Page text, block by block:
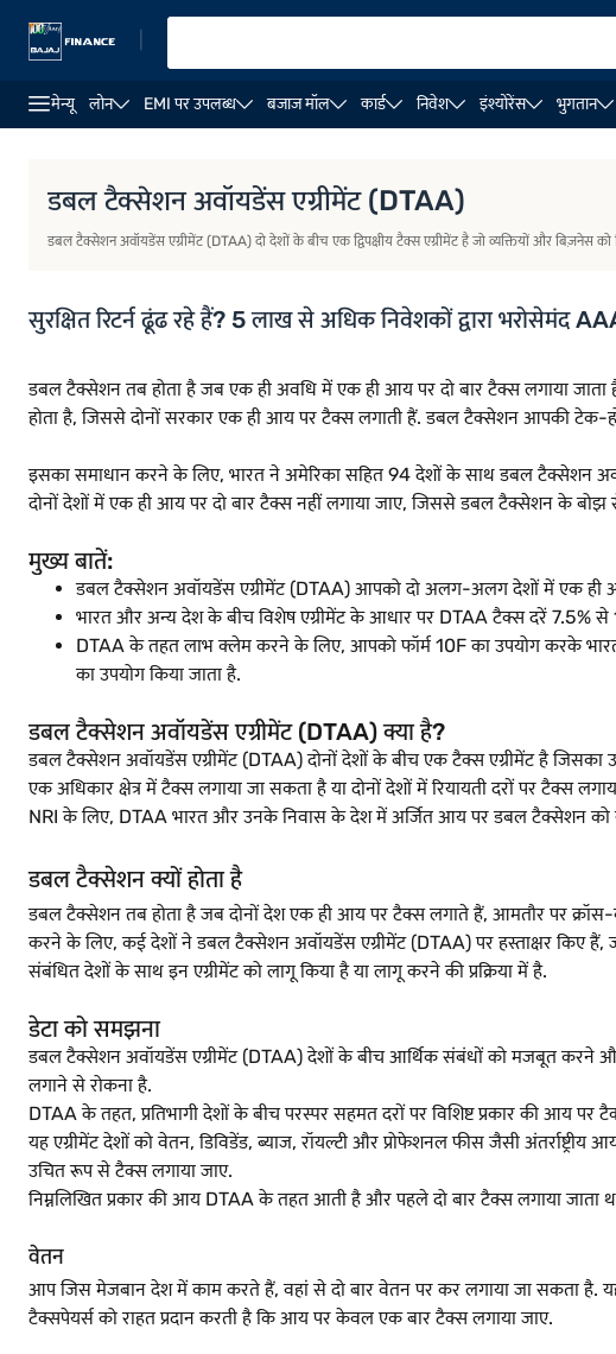
मेन्यू लोन EMI पर उपलब्ध बजाज मॉल कार्ड निवेश इंश्योरेंस भुगतान
डबल टैक्सेशन अवॉयडेंस एग्रीमेंट (DTAA)
डबल टैक्सेशन अवॉयडेंस एग्रीमेंट (DTAA) दो देशों के बीच एक द्विपक्षीय टैक्स एग्रीमेंट है जो व्यक्तियों और
सुरक्षित रिटर्न ढूंढ रहे हैं? 5 लाख से अधिक निवेशकों द्वारा भरोसेमंद
डबल टैक्सेशन तब होता है जब एक ही अवधि में एक ही आय पर दो बार टैक्स लगाया
होता है, जिससे दोनों सरकार एक ही आय पर टैक्स लगाती हैं. डबल टैक्सेशन आपकी
इसका समाधान करने के लिए, भारत ने अमेरिका सहित 94 देशों के साथ डबल टैक्सेशन
दोनों देशों में एक ही आय पर दो बार टैक्स नहीं लगाया जाए, जिससे डबल टैक्सेशन के बोझ
मुख्य बातें:
डबल टैक्सेशन अवॉयडेंस एग्रीमेंट (DTAA) आपको दो अलग-अलग देशों में एक ही
भारत और अन्य देश के बीच विशेष एग्रीमेंट के आधार पर DTAA टैक्स दरें 7.5%
DTAA के तहत लाभ क्लेम करने के लिए, आपको फॉर्म 10F का उपयोग करके
का उपयोग किया जाता है.
डबल टैक्सेशन अवॉयडेंस एग्रीमेंट (DTAA) क्या है?
डबल टैक्सेशन अवॉयडेंस एग्रीमेंट (DTAA) दोनों देशों के बीच एक टैक्स एग्रीमेंट है जिसका
एक अधिकार क्षेत्र में टैक्स लगाया जा सकता है या दोनों देशों में रियायती दरों पर टैक्स
NRI के लिए, DTAA भारत और उनके निवास के देश में अर्जित आय पर डबल टैक्सेशन को
डबल टैक्सेशन क्यों होता है
डबल टैक्सेशन तब होता है जब दोनों देश एक ही आय पर टैक्स लगाते हैं, आमतौर पर क्रॉस-
करने के लिए, कई देशों ने डबल टैक्सेशन अवॉयडेंस एग्रीमेंट (DTAA) पर हस्ताक्षर किए हैं,
संबंधित देशों के साथ इन एग्रीमेंट को लागू किया है या लागू करने की प्रक्रिया में है.
डेटा को समझना
डबल टैक्सेशन अवॉयडेंस एग्रीमेंट (DTAA) देशों के बीच आर्थिक संबंधों को मजबूत करने और
लगाने से रोकना है.
DTAA के तहत, प्रतिभागी देशों के बीच परस्पर सहमत दरों पर विशिष्ट प्रकार की आय
यह एग्रीमेंट देशों को वेतन, डिविडेंड, ब्याज, रॉयल्टी और प्रोफेशनल फीस जैसी
उचित रूप से टैक्स लगाया जाए.
निम्नलिखित प्रकार की आय DTAA के तहत आती है और पहले दो बार टैक्स लगाया जाता
वेतन
आप जिस मेजबान देश में काम करते हैं, वहां से दो बार वेतन पर कर लगाया जा सकता है.
टैक्सपेयर्स को राहत प्रदान करती है कि आय पर केवल एक बार टैक्स लगाया जाए.